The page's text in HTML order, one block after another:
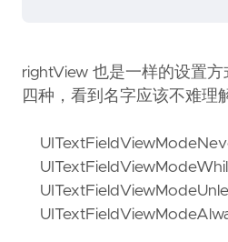
rightView 也是一样的设置
四种，看到名字应该不难理